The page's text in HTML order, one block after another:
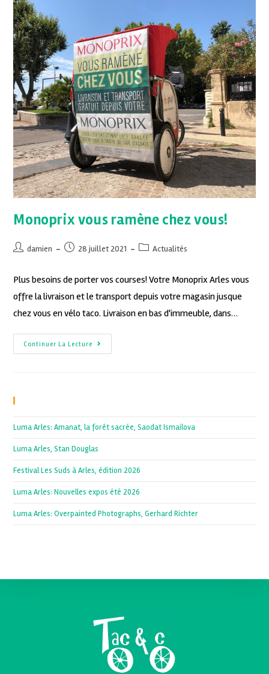
Monoprix vous ramène chez vous!
damien 28 juillet 2021 Actualités
Plus besoins de porter vos courses! Votre Monoprix Arles vous
offre la livraison et le transport depuis votre magasin jusque
chez vous en vélo taco. Livraison en bas d'immeuble, dans…
Continuer La Lecture
Luma Arles: Amanat, la forêt sacrée, Saodat Ismailova
Luma Arles, Stan Douglas
Festival Les Suds à Arles, édition 2026
Luma Arles: Nouvelles expos été 2026
Luma Arles: Overpainted Photographs, Gerhard Richter